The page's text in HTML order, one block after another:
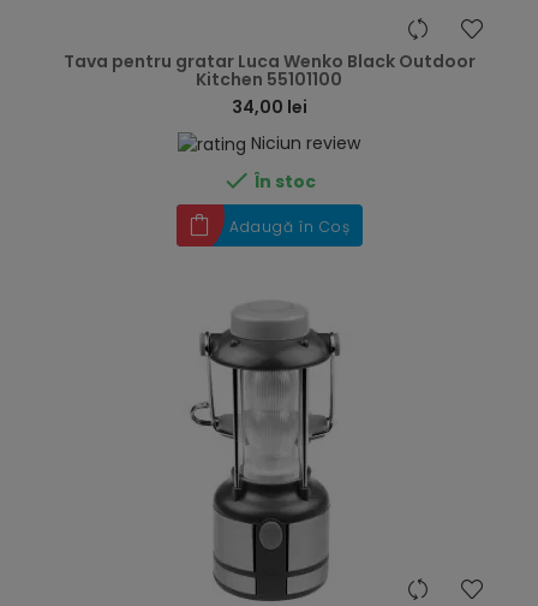
Tava pentru gratar Luca Wenko Black Outdoor
Kitchen 55101100
34,00 lei
Niciun review
 În stoc
Adaugă în Coș